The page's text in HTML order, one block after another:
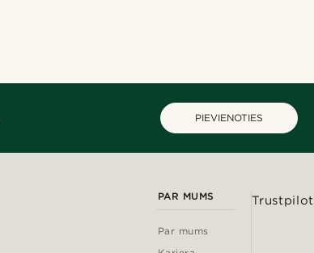
PIEVIENOTIES
PAR MUMS
Par mums
Trustpilot